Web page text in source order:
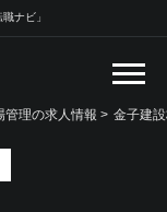
ナビ」
管理の求人情報 > 金子建